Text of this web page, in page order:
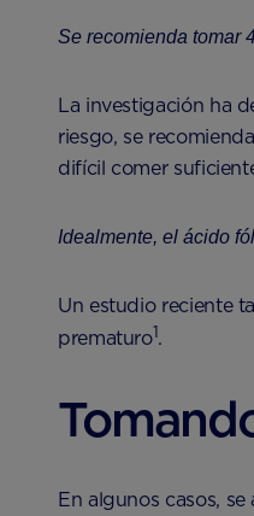
Se recomienda tomar
La investigación ha
riesgo, se
difícil comer
Idealmente, el ácido
Un estudio reciente
prematuro1.
En algunos casos,